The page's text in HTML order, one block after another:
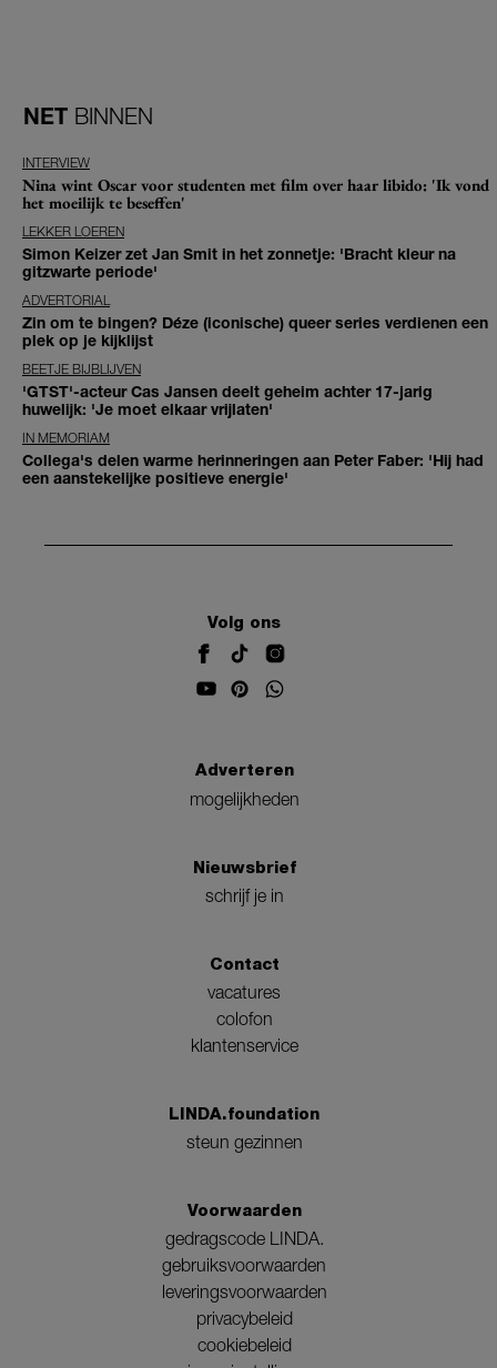
NET BINNEN
INTERVIEW
Nina wint Oscar voor studenten met film over haar libido: 'Ik vond
het moeilijk te beseffen'
LEKKER LOEREN
Simon Keizer zet Jan Smit in het zonnetje: 'Bracht kleur na
gitzwarte periode'
ADVERTORIAL
Zin om te bingen? Déze (iconische) queer series verdienen een
plek op je kijklijst
BEETJE BIJBLIJVEN
'GTST'-acteur Cas Jansen deelt geheim achter 17-jarig
huwelijk: 'Je moet elkaar vrijlaten'
IN MEMORIAM
Collega's delen warme herinneringen aan Peter Faber: 'Hij had
een aanstekelijke positieve energie'
Volg ons
Adverteren
mogelijkheden
Nieuwsbrief
schrijf je in
Contact
vacatures
colofon
klantenservice
LINDA.foundation
steun gezinnen
Voorwaarden
gedragscode LINDA.
gebruiksvoorwaarden
leveringsvoorwaarden
privacybeleid
cookiebeleid